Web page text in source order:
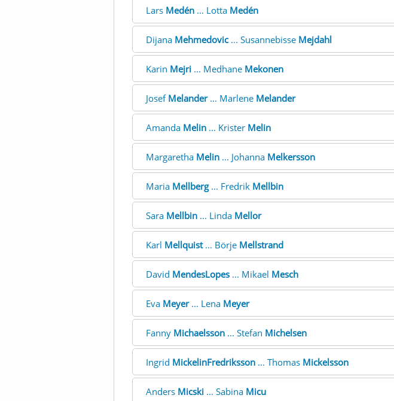
Lars Medén... Lotta Medén
Dijana Mehmedovic... Susannebisse Mejdahl
Karin Mejri... Medhane Mekonen
Josef Melander... Marlene Melander
Amanda Melin... Krister Melin
Margaretha Melin... Johanna Melkersson
Maria Mellberg... Fredrik Mellbin
Sara Mellbin... Linda Mellor
Karl Mellquist... Börje Mellstrand
David MendesLopes... Mikael Mesch
Eva Meyer... Lena Meyer
Fanny Michaelsson... Stefan Michelsen
Ingrid MickelinFredriksson... Thomas Mickelsson
Anders Micski... Sabina Micu